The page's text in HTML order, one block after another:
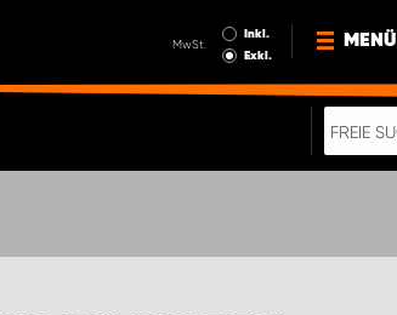
MwSt.
Inkl.
Exkl.
MENÜ
NEWS